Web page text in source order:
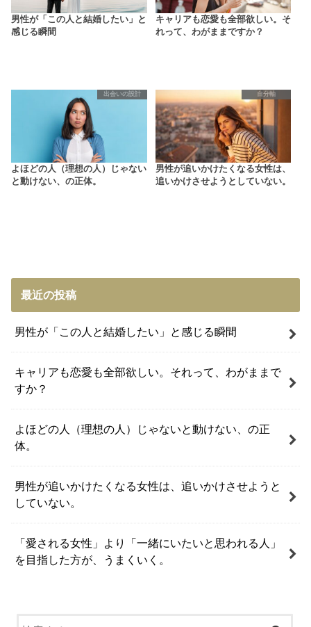
男性が「この人と結婚したい」と
感じる瞬間
キャリアも恋愛も全部欲しい。そ
れって、わがままですか？
出会いの設計
よほどの人（理想の人）じゃない
と動けない、の正体。
自分軸
男性が追いかけたくなる女性は、
追いかけさせようとしていない。
最近の投稿
男性が「この人と結婚したい」と感じる瞬間
キャリアも恋愛も全部欲しい。それって、わがままで
すか？
よほどの人（理想の人）じゃないと動けない、の正
体。
男性が追いかけたくなる女性は、追いかけさせようと
していない。
「愛される女性」より「一緒にいたいと思われる人」
を目指した方が、うまくいく。